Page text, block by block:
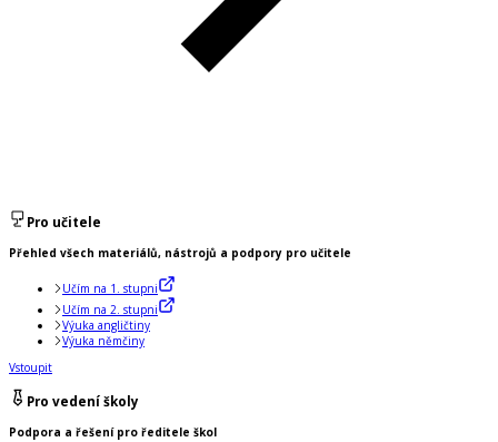
Pro učitele
Přehled všech materiálů, nástrojů a podpory pro učitele
Učím na 1. stupni
Učím na 2. stupni
Výuka angličtiny
Výuka němčiny
Vstoupit
Pro vedení školy
Podpora a řešení pro ředitele škol